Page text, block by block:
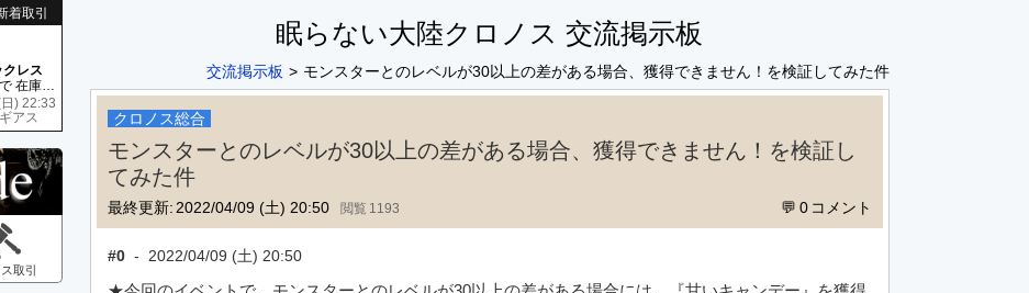
着取引
レス
ゲーム内で売れましたので 在庫がネク1 リング4 となります リングのお値段は80G といたします
) 22:33
アス
取引
眠らない大陸クロノス 交流掲示板
交流掲示板 モンスターとのレベルが30以上の差がある場合、獲得できません！を検証してみた件
クロノス総合
モンスターとのレベルが30以上の差がある場合、獲得できません！を検証し
てみた件
最終更新: 2022/04/09 (土) 20:50 1193 0
#0 - 2022/04/09 (土) 20:50